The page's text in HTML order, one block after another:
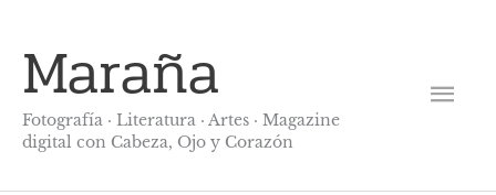
contenido
Maraña
Fotografía · Literatura · Artes · Magazine
digital con Cabeza, Ojo y Corazón